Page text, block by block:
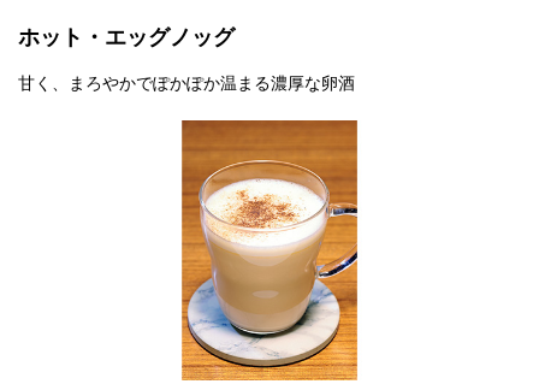
ホット・エッグノッグ
甘く、まろやかでぽかぽか温まる濃厚な卵酒